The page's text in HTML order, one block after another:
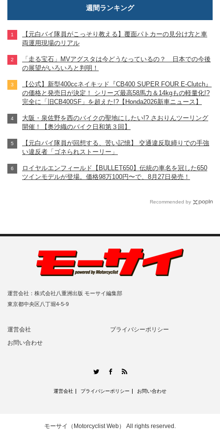
週間ランキング
【元白バイ隊員がこっそり教える】覆面パトカーの見分け方と車
両運用現場のリアル
「走る宝石」MVアグスタは今どうなっているの？ 日本での今後
の展望がいろいろと判明！
【公式】新型400ccネイキッド『CB400 SUPER FOUR E-Clutch』
の価格と発売日が決定！ シリーズ最高58馬力＆14kgもの軽量化!?
完全に「旧CB400SF」を超えた!?【Honda2026新車ニュース】
大阪・泉佐野を西のバイクの聖地にしたい!? さおりんツーリング
開催！【奥沙織のバイク日和第３回】
【元白バイ隊員が回想する、苦い記憶】 交通違反取締りでの手強
い違反者「ゴネられストーリー」
ロイヤルエンフィールド【BULLET650】伝統の車名を冠した650
ツインモデルが登場。価格98万100円〜で、8月27日発売！
Recommended by
運営会社：株式会社八重洲出版 モーサイ編集部
東京都中央区八丁堀4-5-9
運営会社
プライバシーポリシー
お問い合わせ
TwitterFacebook
運営会社 プライバシーポリシー お問い合わせ
モーサイ（Motorcyclist Web） All rights reserved.